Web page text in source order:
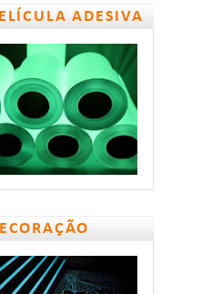
ADESIVA